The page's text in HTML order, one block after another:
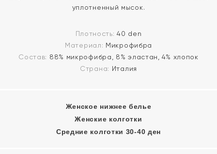
уплотненный мысок.
Плотность:40 den
Материал: Микрофибра
Состав: 88% микрофибра, 8% эластан, 4% хлопок
Страна: Италия
Женское нижнее белье
Женские колготки
Средние колготки 30-40 ден